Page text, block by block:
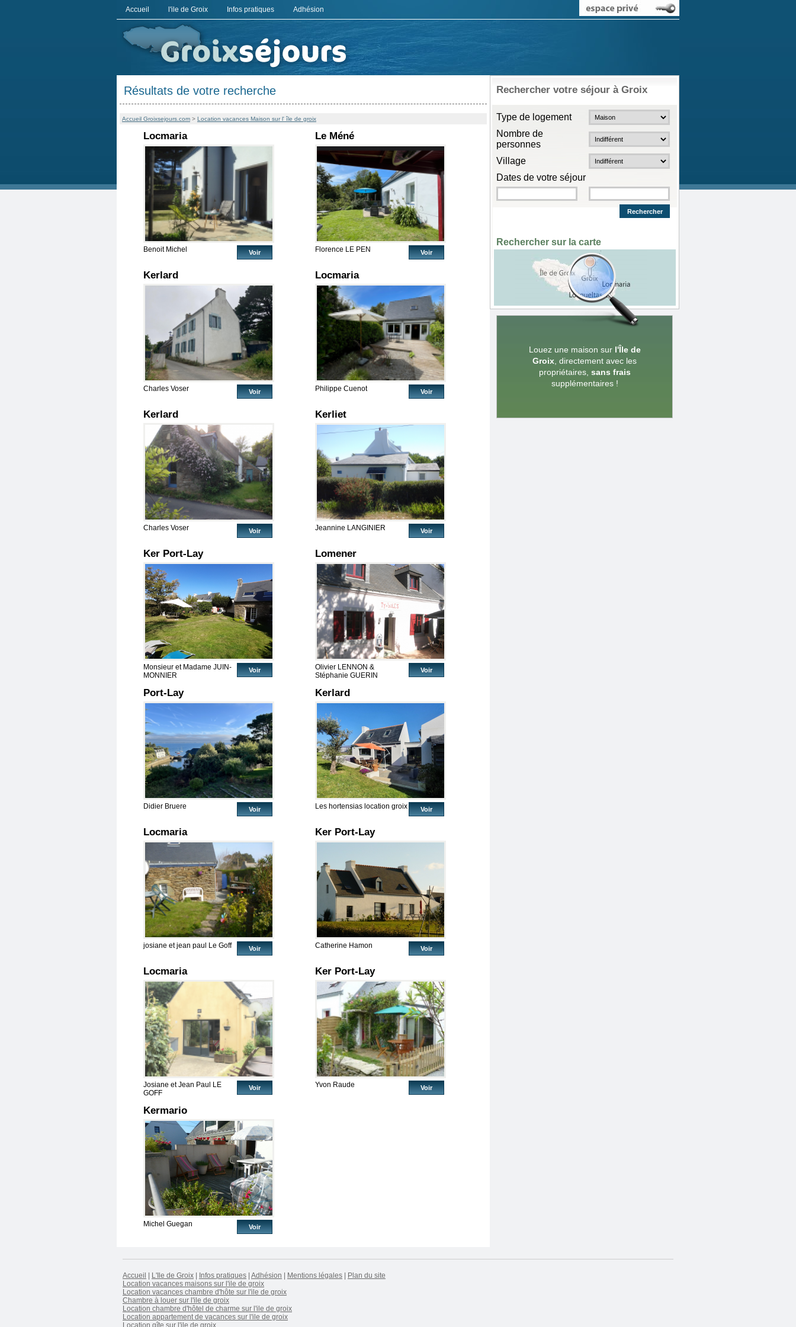
Accueil l'ile de Groix Infos pratiques Adhésion
Résultats de votre recherche
Accueil Groixsejours.com > Location vacances Maison sur l' île de groix
Locmaria
Benoit Michel Voir
Le Méné
Florence LE PEN Voir
Kerlard
Charles Voser Voir
Locmaria
Philippe Cuenot Voir
Kerlard
Charles Voser Voir
Kerliet
Jeannine LANGINIER Voir
Ker Port-Lay
Monsieur et Madame JUIN-
MONNIER
Voir
Lomener
Olivier LENNON &
Stéphanie GUERIN
Voir
Port-Lay
Didier Bruere Voir
Kerlard
Les hortensias location groix Voir
Locmaria
josiane et jean paul Le Goff Voir
Ker Port-Lay
Catherine Hamon Voir
Locmaria
Josiane et Jean Paul LE
GOFF
Voir
Ker Port-Lay
Yvon Raude Voir
Kermario
Michel Guegan Voir
Rechercher votre séjour à Groix
Type de logement
Nombre de
personnes
Village
Dates de votre séjour
Rechercher sur la carte
Louez une maison sur l'Île de
Groix , directement avec les
propriétaires, sans frais
supplémentaires !
Accueil L'Ile de Groix Infos pratiques Adhésion Mentions légales
Plan du site
Location vacances maisons sur l'ile de groix
Location vacances chambre d'hôte sur l'ile de groix
Chambre à louer sur l'ile de groix
Location chambre d'hôtel de charme sur l'ile de groix
Location appartement de vacances sur l'ile de groix
Location gîte sur l'ile de groix